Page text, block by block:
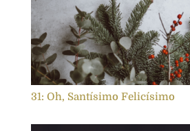
31: Oh, Santísimo Felicísimo